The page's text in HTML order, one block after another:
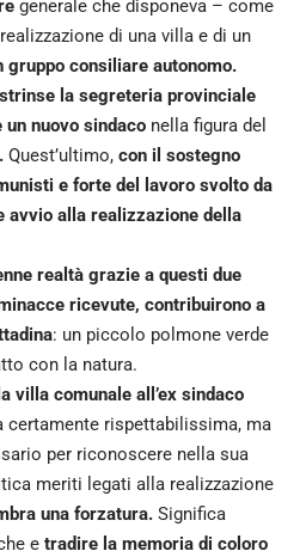
generale che disponeva – come
di una villa e di un
gruppo consiliare autonomo.
la segreteria provinciale
nuovo sindaco nella figura del
Quest’ultimo, con il sostegno
e forte del lavoro svolto da
avvio alla realizzazione della
realtà grazie a questi due
ricevute, contribuirono a
: un piccolo polmone verde
con la natura.
villa comunale all’ex sindaco
certamente rispettabilissima, ma
per riconoscere nella sua
meriti legati alla realizzazione
una forzatura. Significa
e tradire la memoria di coloro